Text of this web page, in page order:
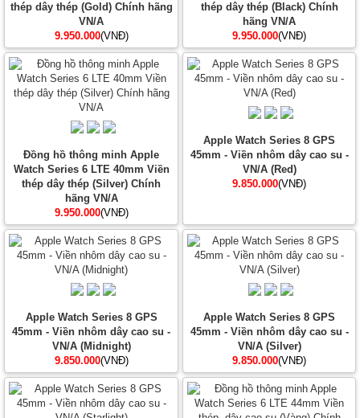
thép dây thép (Gold) Chính hãng
VN/A
9.950.000(VNĐ)
thép dây thép (Black) Chính
hãng VN/A
9.950.000(VNĐ)
Đồng hồ thông minh Apple
Watch Series 6 LTE 40mm Viền
thép dây thép (Silver) Chính
hãng VN/A
9.950.000(VNĐ)
Apple Watch Series 8 GPS
45mm - Viền nhôm dây cao su -
VN/A (Red)
9.850.000(VNĐ)
Apple Watch Series 8 GPS
45mm - Viền nhôm dây cao su -
VN/A (Midnight)
9.850.000(VNĐ)
Apple Watch Series 8 GPS
45mm - Viền nhôm dây cao su -
VN/A (Silver)
9.850.000(VNĐ)